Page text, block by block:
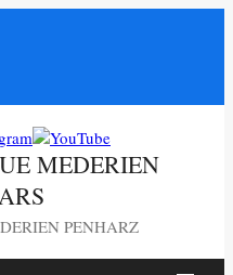
MEDERIEN
PENHARZ